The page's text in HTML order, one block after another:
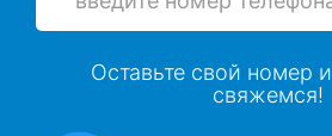
Оставьте свой номер
свяжемся!